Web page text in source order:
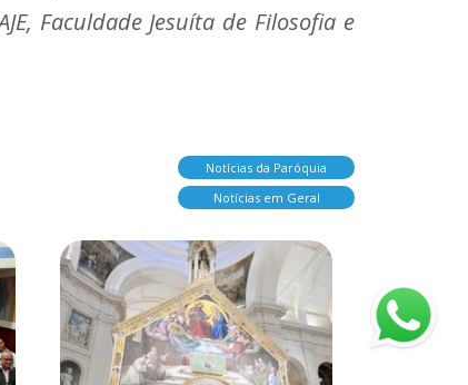
Faculdade Jesuíta de Filosofia e
Notícias da Paróquia
Notícias em Geral